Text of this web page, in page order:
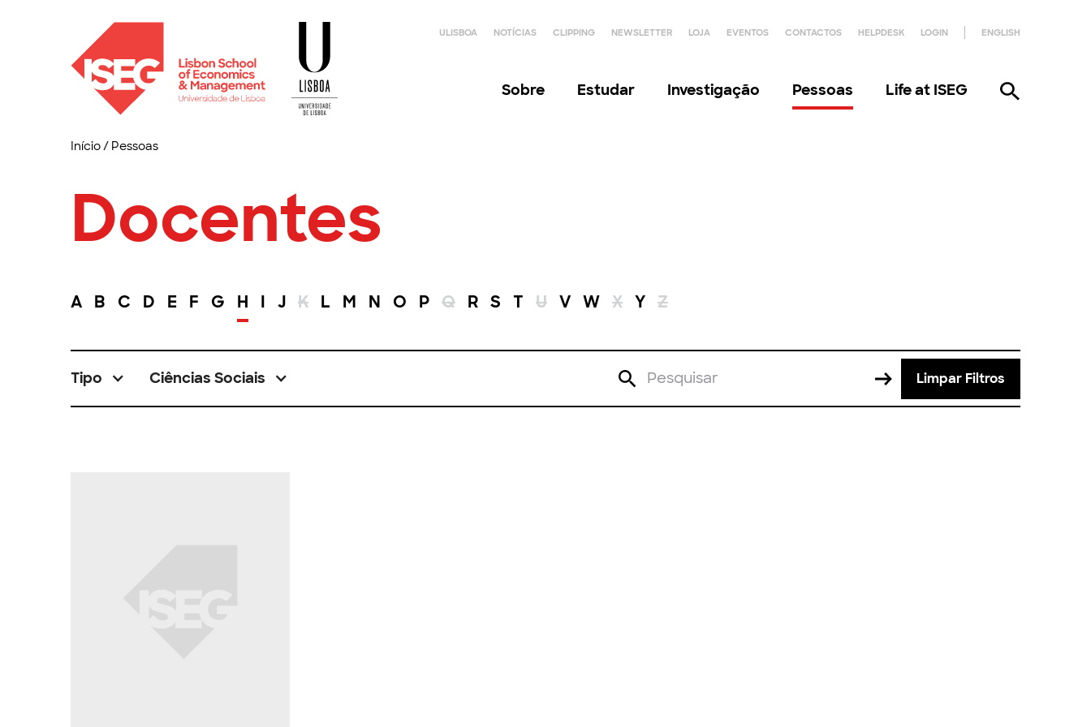
ULISBOA NOTÍCIAS CLIPPING NEWSLETTER LOJA EVENTOS CONTACTOS HELPDESK LOGIN ENGLISH
Sobre Estudar Investigação Pessoas Life at ISEG
Início/ Pessoas
Docentes
A B C D E F G H I J K L M N O P Q R S T U V W X Y Z
Tipo Ciências Sociais Limpar Filtros